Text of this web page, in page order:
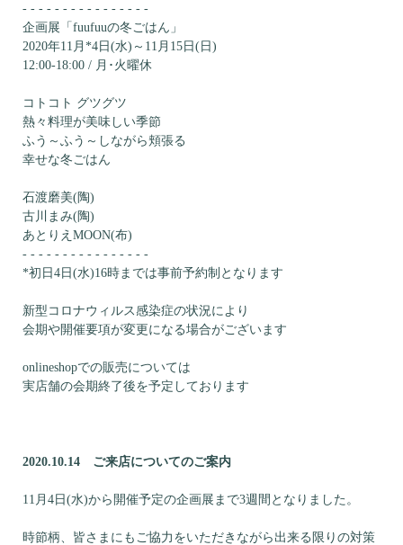
- - - - - - - - - - - - - - - -
企画展「fuufuuの冬ごはん」
2020年11月*4日(水)～11月15日(日)
12:00-18:00 / 月･火曜休
コトコト グツグツ
熱々料理が美味しい季節
ふう～ふう～しながら頬張る
幸せな冬ごはん
石渡磨美(陶)
古川まみ(陶)
あとりえMOON(布)
- - - - - - - - - - - - - - - -
*初日4日(水)16時までは事前予約制となります
新型コロナウィルス感染症の状況により
会期や開催要項が変更になる場合がございます
onlineshopでの販売については
実店舗の会期終了後を予定しております
2020.10.14 ご来店についてのご案内
11月4日(水)から開催予定の企画展まで3週間となりました。
時節柄、皆さまにもご協力をいただきながら出来る限りの対策